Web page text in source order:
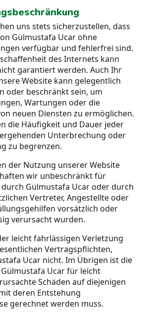
uns stets sicherzustellen, dass
Gülmustafa Ucar ohne
verfügbar und fehlerfrei sind.
des Internets kann
garantiert werden. Auch Ihr
Website kann gelegentlich
oder beschränkt sein, um
Wartungen oder die
neuen Diensten zu ermöglichen.
die Häufigkeit und Dauer jeder
Unterbrechung oder
zu begrenzen.
der Nutzung unserer Website
wir unbeschränkt für
durch Gülmustafa Ucar oder durch
Vertreter, Angestellte oder
vorsätzlich oder
verursacht wurden.
leicht fahrlässigen Verletzung
Vertragspflichten,
Ucar nicht. Im Übrigen ist die
Ucar für leicht
Schäden auf diejenigen
deren Entstehung
gerechnet werden muss.